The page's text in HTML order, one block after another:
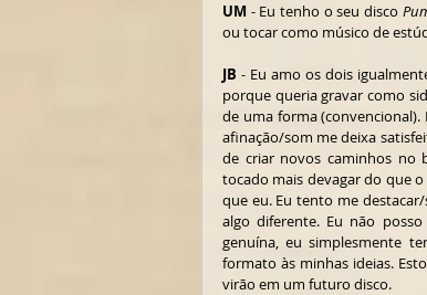
UM - Eu tenho o seu disco
ou tocar como músico de
JB - Eu amo os dois
porque queria gravar como
de uma forma (convencional).
afinação/som me deixa
de criar novos caminhos no
tocado mais devagar do que
que eu. Eu tento me
algo diferente. Eu não
genuína, eu simplesmente
formato às minhas ideias.
virão em um futuro disco.